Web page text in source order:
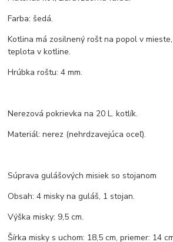
Farba: šedá.
Kotlina má zosilnený rošt na popol v
teplota v kotline.
Hrúbka roštu: 4 mm.
Nerezová pokrievka na 20 L. kotlík.
Materiál: nerez (nehrdzavejúca oceľ).
Súprava gulášových misiek so stojanom
Obsah: 4 misky na guláš, 1 stojan.
Výška misky: 9,5 cm.
Šírka misky s uchom: 18,5 cm, priemer: 14